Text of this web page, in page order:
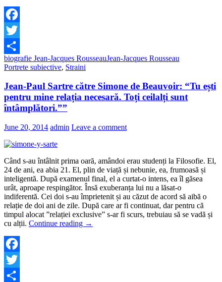
Facebook
Twitter
Share
biografie Jean-Jacques RousseauJean-Jacques Rousseau
Portrete subiective, Straini
Jean-Paul Sartre către Simone de Beauvoir: “Tu ești
pentru mine relația necesară. Toți ceilalți sunt
întâmplători.””
June 20, 2014 admin Leave a comment
Când s-au întâlnit prima oară, amândoi erau studenți la Filosofie. El,
24 de ani, ea abia 21. El, plin de viață și nebunie, ea, frumoasă și
inteligentă. După examenul final, el a curtat-o intens, ea îl găsea
urât, aproape respingător. Însă exuberanța lui nu a lăsat-o
indiferentă. Cei doi s-au împrietenit și au căzut de acord să aibă o
relație de doi ani de zile. După care ar fi continuat, dar pentru că
timpul alocat ”relației exclusive” s-ar fi scurs, trebuiau să se vadă și
cu alții. Continue reading →
Facebook
Twitter